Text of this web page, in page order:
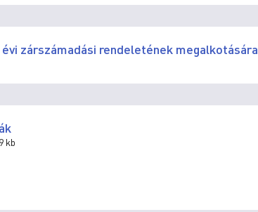
zárszámadási rendeletének megalkotására
kb